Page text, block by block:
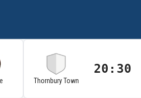
Thornbury Town
20:30